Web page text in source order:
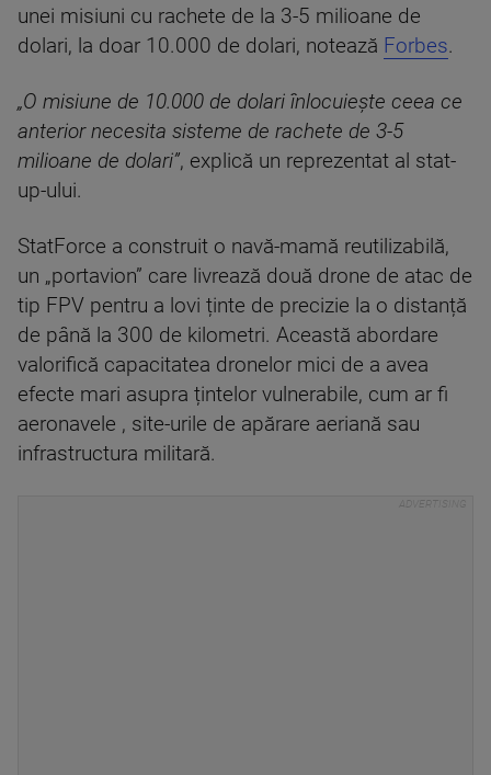
unei misiuni cu rachete de la 3-5 milioane de
dolari, la doar 10.000 de dolari, notează Forbes.
„O misiune de 10.000 de dolari înlocuiește ceea ce
anterior necesita sisteme de rachete de 3-5
milioane de dolari”, explică un reprezentat al stat-
up-ului.
StatForce a construit o navă-mamă reutilizabilă,
un „portavion” care livrează două drone de atac de
tip FPV pentru a lovi ținte de precizie la o distanță
de până la 300 de kilometri. Această abordare
valorifică capacitatea dronelor mici de a avea
efecte mari asupra țintelor vulnerabile, cum ar fi
aeronavele , site-urile de apărare aeriană sau
infrastructura militară.